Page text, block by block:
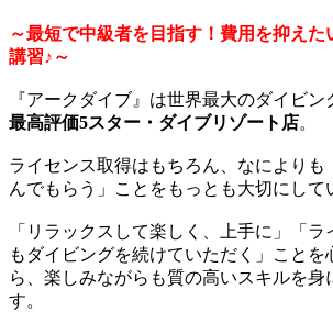
～最短で中級者を目指す！費用を抑えた
講習♪～
『アークダイブ』は世界最大のダイビ
最高評価5スター・ダイブリゾート店。
ライセンス取得はもちろん、なによりも
んでもらう」ことをもっとも大切にして
「リラックスして楽しく、上手に」「
もダイビングを続けていただく」ことを
ら、楽しみながらも質の高いスキルを身
す。